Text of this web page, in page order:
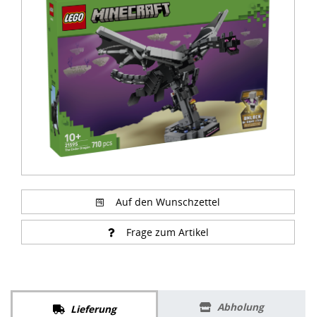
Auf den Wunschzettel
Frage zum Artikel
Lieferung Abholung